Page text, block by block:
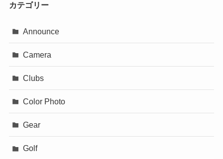
カテゴリー
Announce
Camera
Clubs
Color Photo
Gear
Golf